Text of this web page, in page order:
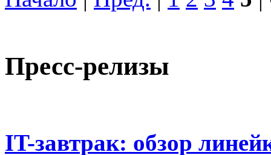
Пресс-релизы
IT-завтрак: обзор